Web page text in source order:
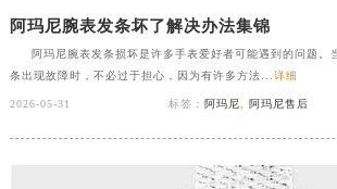
阿玛尼腕表发条坏了解决办法集锦
阿玛尼腕表发条损坏是许多手表爱好者可能遇到的问题。
条出现故障时，不必过于担心，因为有许多方法... 详细
2026-05-31 标签：阿玛尼 ,阿玛尼售后